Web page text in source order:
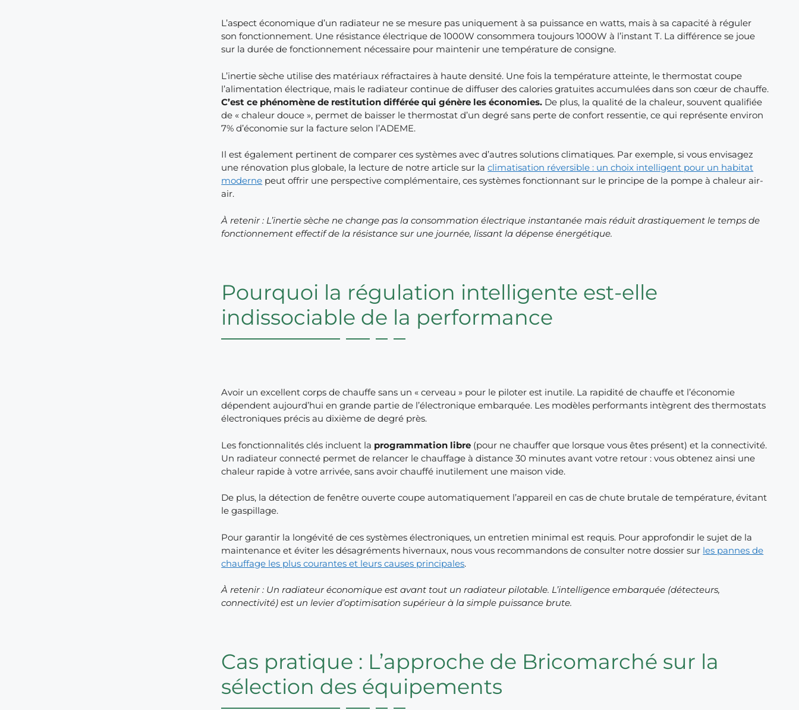
L’aspect économique d’un radiateur ne se mesure pas uniquement à sa puissance en watts, mais à sa capacité à réguler
son fonctionnement. Une résistance électrique de 1000W consommera toujours 1000W à l’instant T. La différence se joue
sur la durée de fonctionnement nécessaire pour maintenir une température de consigne.
L’inertie sèche utilise des matériaux réfractaires à haute densité. Une fois la température atteinte, le thermostat coupe
l’alimentation électrique, mais le radiateur continue de diffuser des calories gratuites accumulées dans son cœur de chauffe.
C’est ce phénomène de restitution différée qui génère les économies. De plus, la qualité de la chaleur, souvent qualifiée
de « chaleur douce », permet de baisser le thermostat d’un degré sans perte de confort ressentie, ce qui représente environ
7% d’économie sur la facture selon l’ADEME.
Il est également pertinent de comparer ces systèmes avec d’autres solutions climatiques. Par exemple, si vous envisagez
une rénovation plus globale, la lecture de notre article sur laclimatisation réversible : un choix intelligent pour un habitat
moderne peut offrir une perspective complémentaire, ces systèmes fonctionnant sur le principe de la pompe à chaleur air-
air.
À retenir : L’inertie sèche ne change pas la consommation électrique instantanée mais réduit drastiquement le temps de
fonctionnement effectif de la résistance sur une journée, lissant la dépense énergétique.
Pourquoi la régulation intelligente est-elle
indissociable de la performance
Avoir un excellent corps de chauffe sans un « cerveau » pour le piloter est inutile. La rapidité de chauffe et l’économie
dépendent aujourd’hui en grande partie de l’électronique embarquée. Les modèles performants intègrent des thermostats
électroniques précis au dixième de degré près.
Les fonctionnalités clés incluent la programmation libre (pour ne chauffer que lorsque vous êtes présent) et la connectivité.
Un radiateur connecté permet de relancer le chauffage à distance 30 minutes avant votre retour : vous obtenez ainsi une
chaleur rapide à votre arrivée, sans avoir chauffé inutilement une maison vide.
De plus, la détection de fenêtre ouverte coupe automatiquement l’appareil en cas de chute brutale de température, évitant
le gaspillage.
Pour garantir la longévité de ces systèmes électroniques, un entretien minimal est requis. Pour approfondir le sujet de la
maintenance et éviter les désagréments hivernaux, nous vous recommandons de consulter notre dossier sur les pannes de
chauffage les plus courantes et leurs causes principales.
À retenir : Un radiateur économique est avant tout un radiateur pilotable. L’intelligence embarquée (détecteurs,
connectivité) est un levier d’optimisation supérieur à la simple puissance brute.
Cas pratique : L’approche de Bricomarché sur la
sélection des équipements